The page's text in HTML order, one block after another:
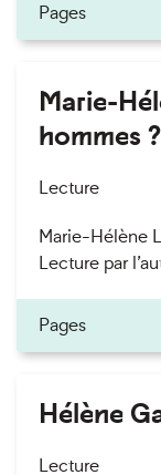
Pages
Marie-
hommes ?
Lecture
Marie-Hélène
Lecture par
Pages
Hélène
Lecture